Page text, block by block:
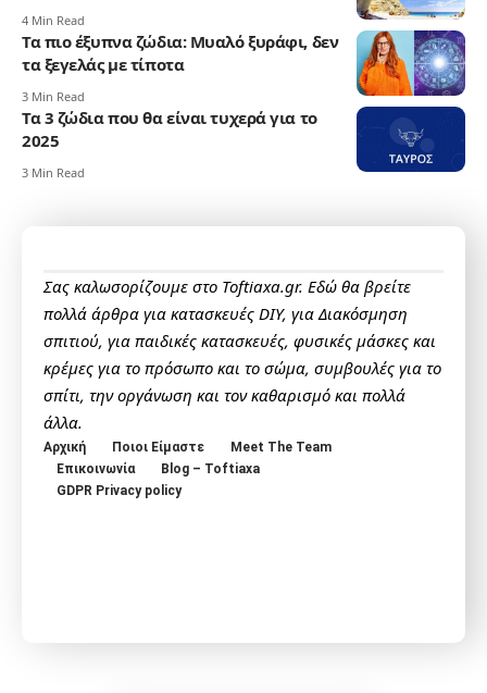
4 Min Read
Τα πιο έξυπνα ζώδια: Μυαλό ξυράφι, δεν
τα ξεγελάς με τίποτα
3 Min Read
Τα 3 ζώδια που θα είναι τυχερά για το
2025
3 Min Read
Σας καλωσορίζουμε στο Toftiaxa.gr. Εδώ θα βρείτε
πολλά άρθρα για κατασκευές DIY, για Διακόσμηση
σπιτιού, για παιδικές κατασκευές, φυσικές μάσκες και
κρέμες για το πρόσωπο και το σώμα, συμβουλές για το
σπίτι, την οργάνωση και τον καθαρισμό και πολλά
άλλα.
Αρχική Ποιοι Είμαστε
Meet The Team
Επικοινωνία
Blog – Toftiaxa
GDPR Privacy policy